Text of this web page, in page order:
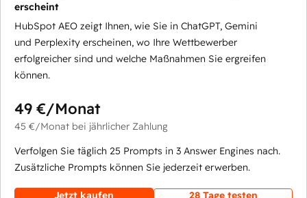
erscheint
HubSpot AEO zeigt Ihnen, wie Sie in ChatGPT, Gemini
und Perplexity erscheinen, wo Ihre Wettbewerber
erfolgreicher sind und welche Maßnahmen Sie ergreifen
können.
49 €/Monat
45 €/Monat bei jährlicher Zahlung
Verfolgen Sie täglich 25 Prompts in 3 Answer Engines nach.
Zusätzliche Prompts können Sie jederzeit erwerben.
Jetzt kaufen
28 Tage testen